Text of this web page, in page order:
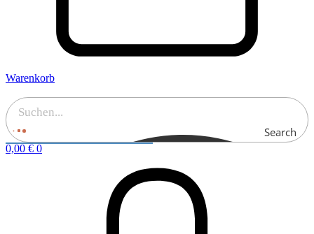
Warenkorb
Search
0,00 € 0